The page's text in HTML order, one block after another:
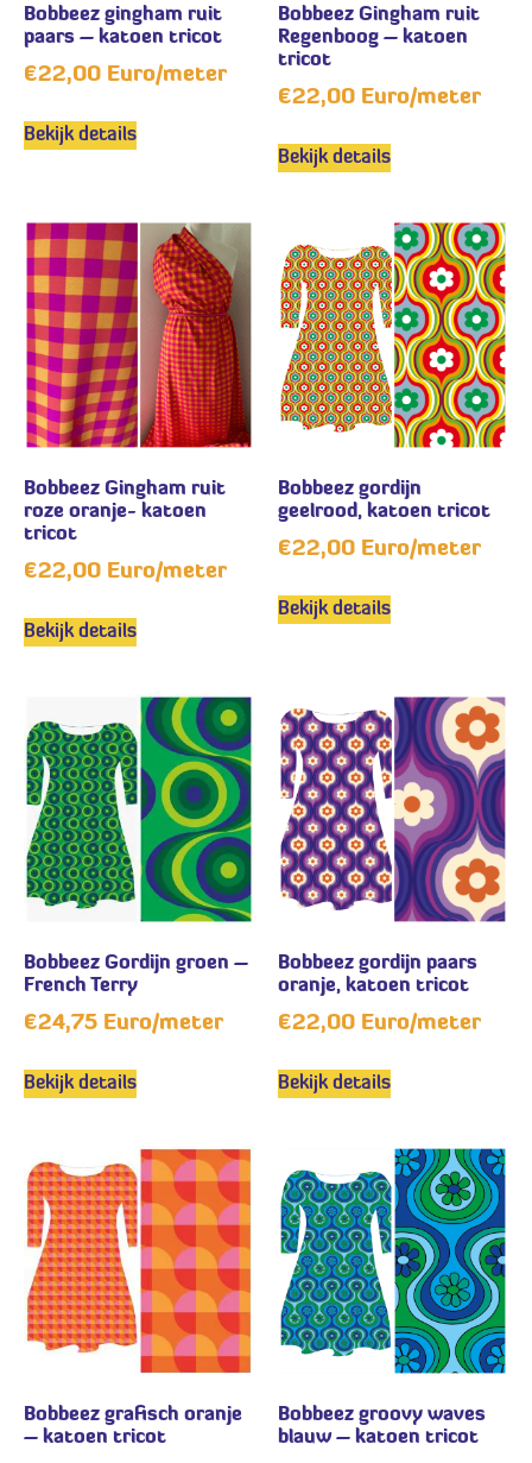
Bobbeez gingham ruit
paars – katoen tricot
€22,00 Euro/meter
Bekijk details
Bobbeez Gingham ruit
Regenboog – katoen
tricot
€22,00 Euro/meter
Bekijk details
Bobbeez Gingham ruit
roze oranje- katoen
tricot
€22,00 Euro/meter
Bekijk details
Bobbeez gordijn
geelrood, katoen tricot
€22,00 Euro/meter
Bekijk details
Bobbeez Gordijn groen –
French Terry
€24,75 Euro/meter
Bekijk details
Bobbeez gordijn paars
oranje, katoen tricot
€22,00 Euro/meter
Bekijk details
Bobbeez grafisch oranje
– katoen tricot
Bobbeez groovy waves
blauw – katoen tricot